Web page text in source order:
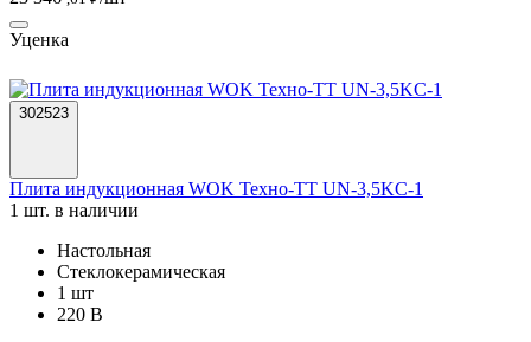
Уценка
302523
Плита индукционная WOK Техно-ТТ UN-3,5KC-1
1 шт. в наличии
Настольная
Стеклокерамическая
1 шт
220 В